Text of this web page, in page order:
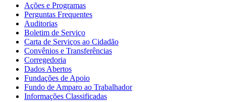
Ações e Programas
Perguntas Frequentes
Auditorias
Boletim de Serviço
Carta de Serviços ao Cidadão
Convênios e Transferências
Corregedoria
Dados Abertos
Fundações de Apoio
Fundo de Amparo ao Trabalhador
Informações Classificadas